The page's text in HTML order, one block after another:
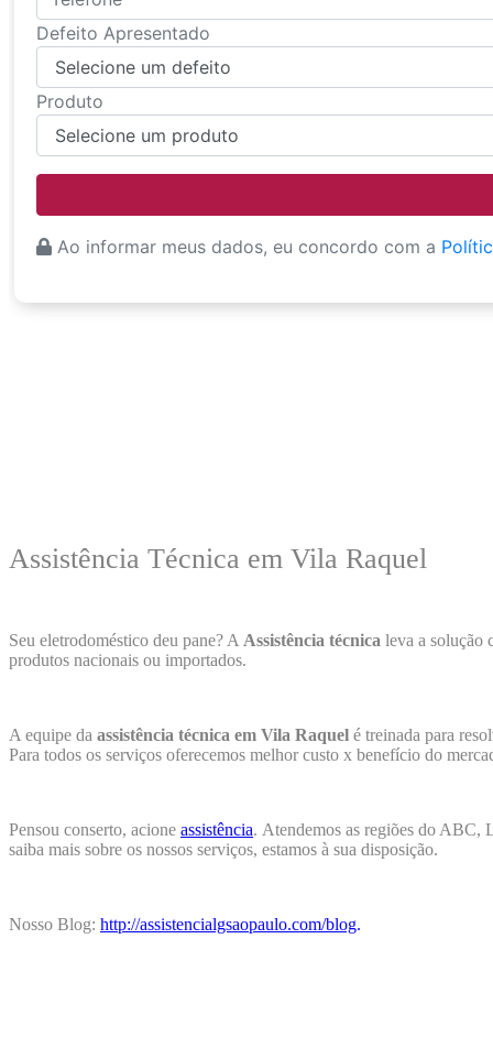
Assistência Técnica em Vila Raquel
Seu eletrodoméstico deu pane? A Assistência técnica leva a solução
produtos nacionais ou importados.
A equipe da assistência técnica em Vila Raquel é treinada para
Para todos os serviços oferecemos melhor custo x benefício do
Pensou conserto, acione assistência. Atendemos as regiões do ABC,
saiba mais sobre os nossos serviços, estamos à sua disposição.
Nosso Blog: http://assistencialgsaopaulo.com/blog.